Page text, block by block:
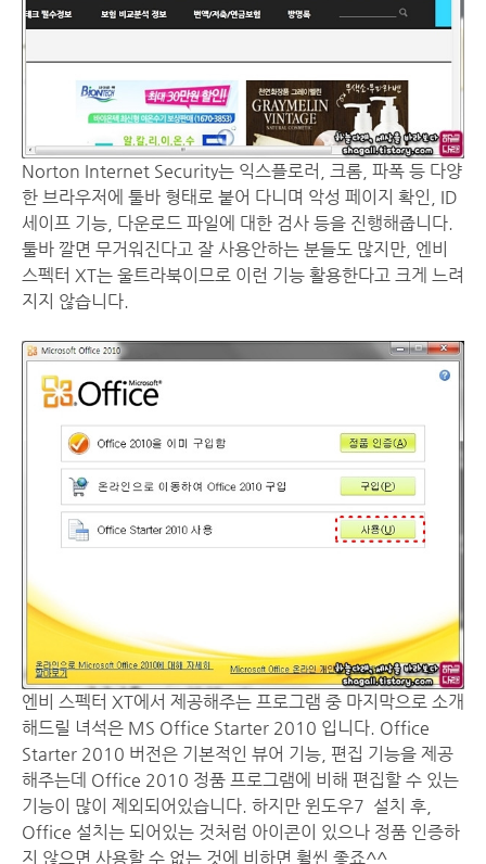
Norton Internet Security는 익스플로러, 크롬, 파폭 등 다양
한 브라우저에 툴바 형태로 붙어 다니며 악성 페이지 확인, ID
세이프 기능, 다운로드 파일에 대한 검사 등을 진행해줍니다.
툴바 깔면 무거워진다고 잘 사용안하는 분들도 많지만, 엔비
스펙터 XT는 울트라북이므로 이런 기능 활용한다고 크게 느려
지지 않습니다.
엔비 스펙터 XT에서 제공해주는 프로그램 중 마지막으로 소개
해드릴 녀석은 MS Office Starter 2010 입니다. Office
Starter 2010 버전은 기본적인 뷰어 기능, 편집 기능을 제공
해주는데 Office 2010 정품 프로그램에 비해 편집할 수 있는
기능이 많이 제외되어있습니다. 하지만 윈도우7 설치 후,
Office 설치는 되어있는 것처럼 아이콘이 있으나 정품 인증하
지 않으면 사용할 수 없는 것에 비하면 훨씬 좋죠^^